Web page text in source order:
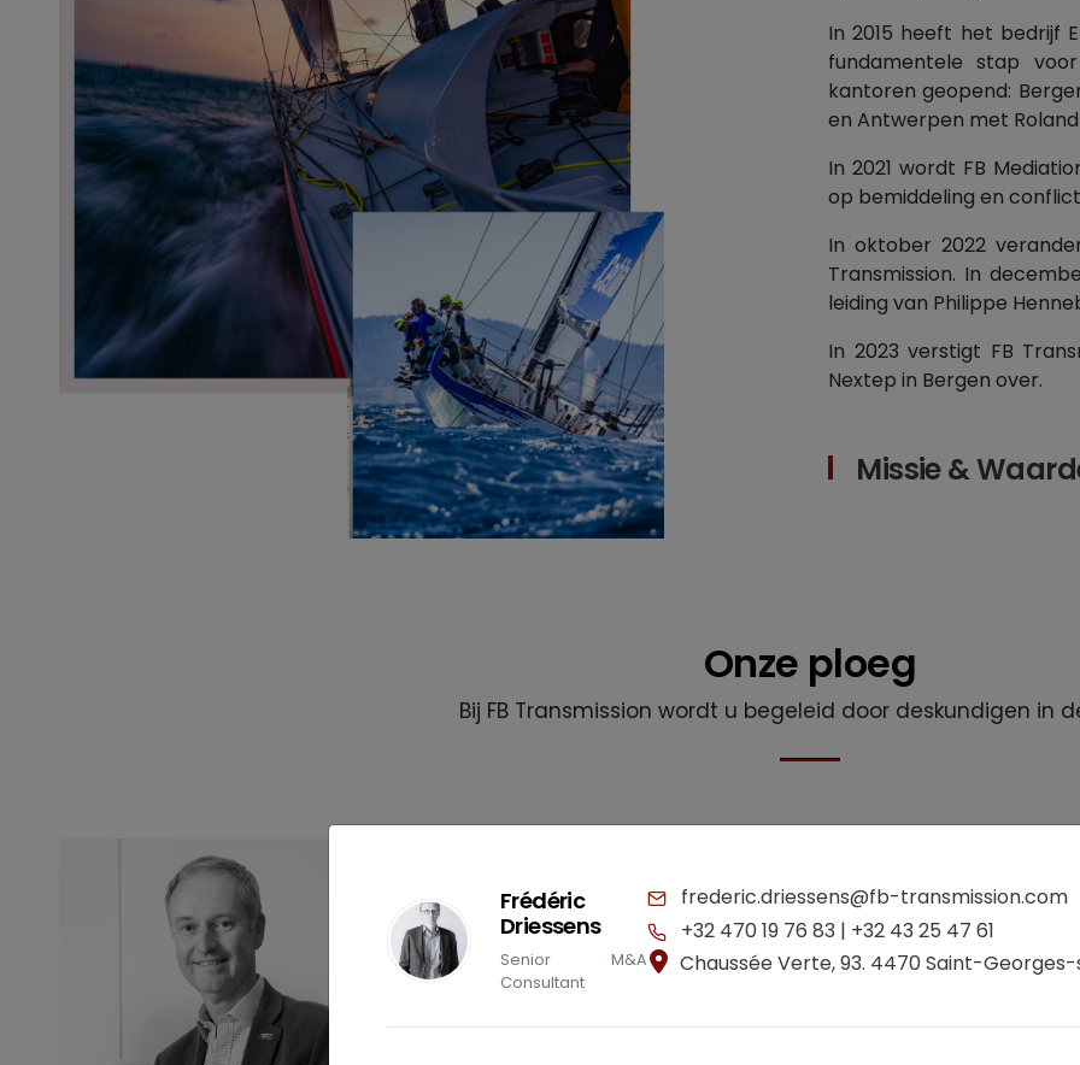
In 2015 heeft het bedrijf
fundamentele stap
kantoren geopend:
en Antwerpen met Roland
In 2021 wordt FB
op bemiddeling en
In oktober 2022
Transmission. In
leiding van Philippe
In 2023 verstigt FB
Nextep in Bergen over.
Missie &
Onze ploeg
Bij FB Transmission wordt u begeleid door deskundigen in
Frédéric
Driessens
Senior M&A
Consultant
frederic.driessens@fb-transmission.com
+32 470 19 76 83 | +32 43 25 47 61
Chaussée Verte, 93. 4470 Saint-